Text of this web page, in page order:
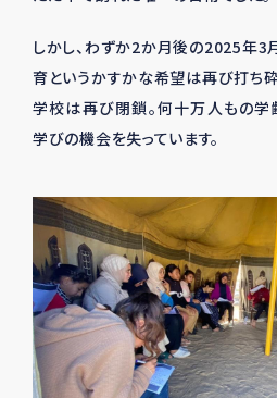
しかし、わずか2か月後の2025年3
育というかすかな希望は再び打ち
学校は再び閉鎖。何十万人もの学
学びの機会を失っています。